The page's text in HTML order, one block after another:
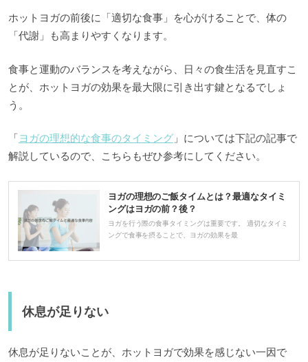
ホットヨガの前後に「適切な食事」を心がけることで、体の
「代謝」も高まりやすくなります。
食事と運動のバランスを考えながら、日々の食生活を見直すこ
とが、ホットヨガの効果を最大限に引き出す鍵となるでしょ
う。
「ヨガの理想的な食事のタイミング」については下記の記事で
解説しているので、こちらもぜひ参考にしてください。
ヨガの理想のご飯タイムとは？最適なタイミ
ングはヨガの前？後？
ヨガを行う際の食事タイミングは重要です。 適切なタイミ
ングで食事を摂ることで、ヨガの効果を最
休息が足りない
休息が足りないことが、ホットヨガで効果を感じない一因で